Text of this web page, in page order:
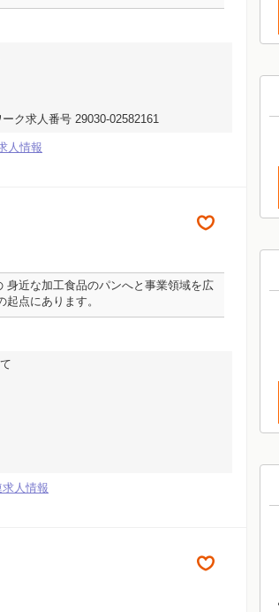
ク求人番号 29030-02582161
人情報
身近な加工食品のパンへと事業領域を広
点にあります。
求人情報